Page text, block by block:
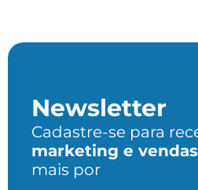
Newsletter
Cadastre-se para
marketing e
mais por